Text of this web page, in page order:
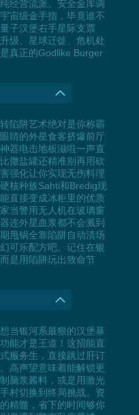
经营流派。安全金库调
宙级金手指，毕竟谁不
子汉堡右手星际支票
级、星球迁徙、危机处
真正的Godlike Burger
陷阱艺术绝对是你称霸
睛的外星食客挤爆前厅
器电击地板滋啦一声直
撒盐罐还精准别再用砍
强化让你实现无伤料理
核种族Sahti和Bredig现
直接变成冰柜里的优质
当警用无人机在玻璃窗
连外星血浆都不会溅到
甩锅全靠陷阱自动清场
可乐配方吧。记住在银
是用陷阱玩出致命节
当银河系最狠的汉堡暴
能才是王道！这招能直
服务生，直接跳过肝订
高声望意味着能解锁更
脑浆酱料，或是用激光
村切换到终局挑战。资
精髓，省下的时间够你